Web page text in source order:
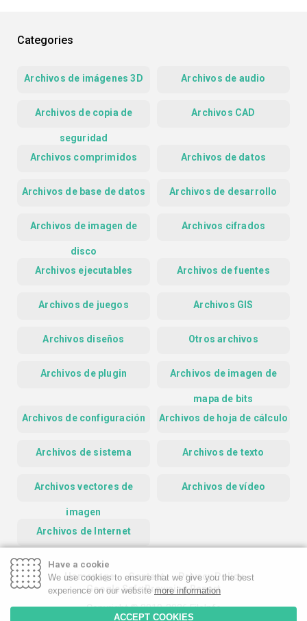
Categories
Archivos de imágenes 3D Archivos de audio
Archivos de copia de
seguridad
Archivos CAD
Archivos comprimidos Archivos de datos
Archivos de base de datos Archivos de desarrollo
Archivos de imagen de
disco
Archivos cifrados
Archivos ejecutables Archivos de fuentes
Archivos de juegos Archivos GIS
Archivos diseños Otros archivos
Archivos de plugin Archivos de imagen de
mapa de bits
Archivos de configuración
Archivos de hoja de cálculo
Archivos de sistema Archivos de texto
Archivos vectores de
imagen
Archivos de vídeo
Archivos de Internet
Homepage Contact
Privacy Policy
Google Safe Browsing Report
Copyright © 2019-2026 FileInfo
Have a cookie
We use cookies to ensure that we give you the best
experience on our website more information
ACCEPT COOKIES